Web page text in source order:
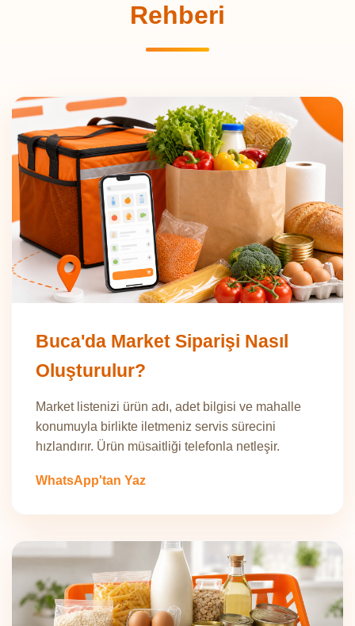
Rehberi
Buca'da Market Siparişi Nasıl
Oluşturulur?
Market listenizi ürün adı, adet bilgisi ve mahalle
konumuyla birlikte iletmeniz servis sürecini
hızlandırır. Ürün müsaitliği telefonla netleşir.
WhatsApp'tan Yaz